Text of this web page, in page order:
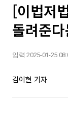
[이법저
돌려준
입력 2025-01-25
김이현 기자